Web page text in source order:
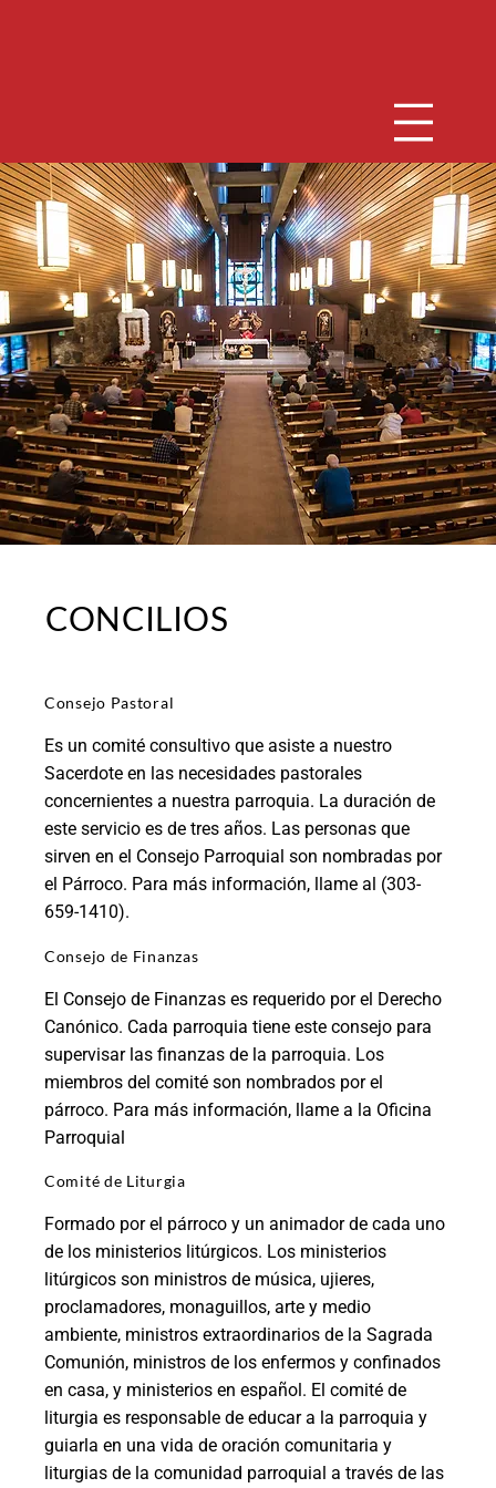
CONCILIOS
Consejo Pastoral
Es un comité consultivo que asiste a nuestro
Sacerdote en las necesidades pastorales
concernientes a nuestra parroquia. La duración de
este servicio es de tres años. Las personas que
sirven en el Consejo Parroquial son nombradas por
el Párroco. Para más información, llame al (303-
659-1410).
Consejo de Finanzas
El Consejo de Finanzas es requerido por el Derecho
Canónico. Cada parroquia tiene este consejo para
supervisar las finanzas de la parroquia. Los
miembros del comité son nombrados por el
párroco. Para más información, llame a la Oficina
Parroquial
Comité de Liturgia
Formado por el párroco y un animador de cada uno
de los ministerios litúrgicos. Los ministerios
litúrgicos son ministros de música, ujieres,
proclamadores, monaguillos, arte y medio
ambiente, ministros extraordinarios de la Sagrada
Comunión, ministros de los enfermos y confinados
en casa, y ministerios en español. El comité de
liturgia es responsable de educar a la parroquia y
guiarla en una vida de oración comunitaria y
liturgias de la comunidad parroquial a través de las